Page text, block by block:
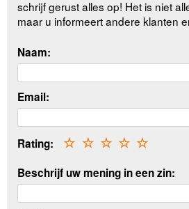
schrijf gerust alles op! Het is niet
maar u informeert andere klanten
Naam:
Email:
Rating: ☆
☆
☆
☆
☆
Beschrijf uw mening in een zin: